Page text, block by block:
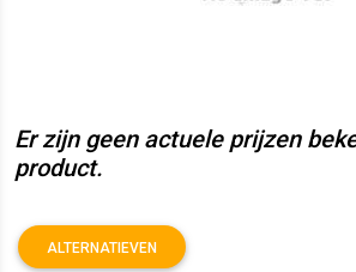
Er zijn geen actuele prijzen
product.
ALTERNATIEVEN